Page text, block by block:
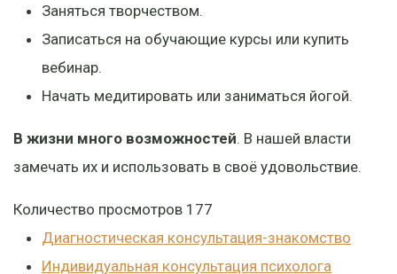
Заняться творчеством.
Записаться на обучающие курсы или купить
вебинар.
Начать медитировать или заниматься йогой.
В жизни много возможностей. В нашей власти
замечать их и использовать в своё удовольствие.
Количество просмотров 177
Диагностическая консультация-знакомство
Индивидуальная консультация психолога